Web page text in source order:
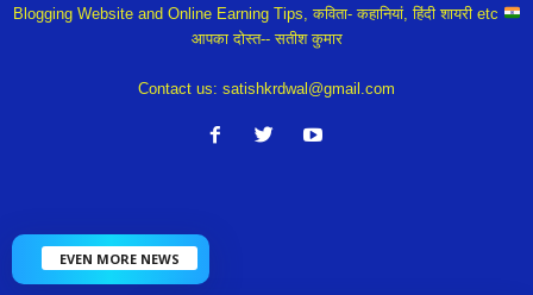
Blogging Website and Online Earning Tips, कविता- कहानियां, हिंदी शायरी etc
आपका दोस्त-- सतीश कुमार
Contact us: satishkrdwal@gmail.com
EVEN MORE NEWS